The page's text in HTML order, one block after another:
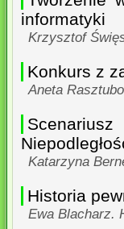
informatyki
Krzysztof
Konkurs z
Aneta
Katarzyna
Historia
Ewa Blacharz.